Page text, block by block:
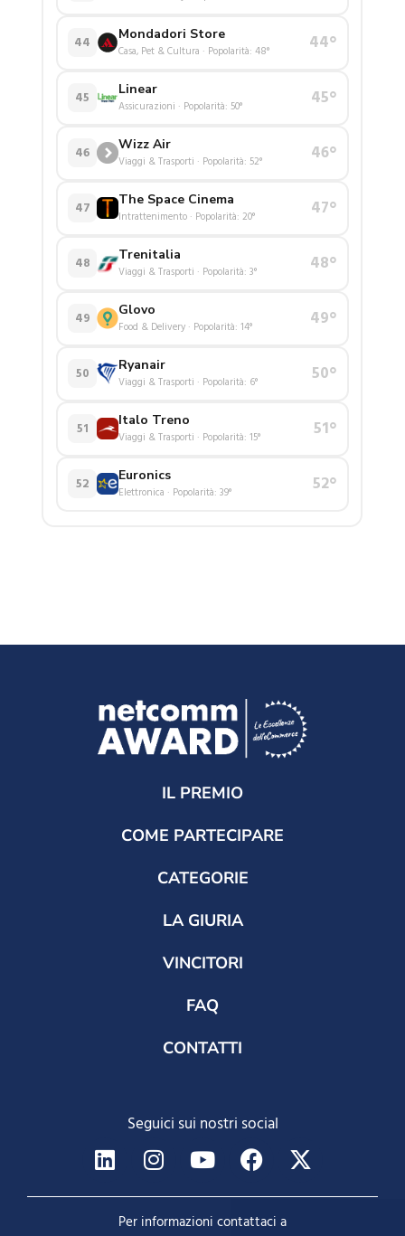
IL PREMIO
COME PARTECIPARE
CATEGORIE
LA GIURIA
VINCITORI
FAQ
CONTATTI
Seguici sui nostri social
Per informazioni contattaci a